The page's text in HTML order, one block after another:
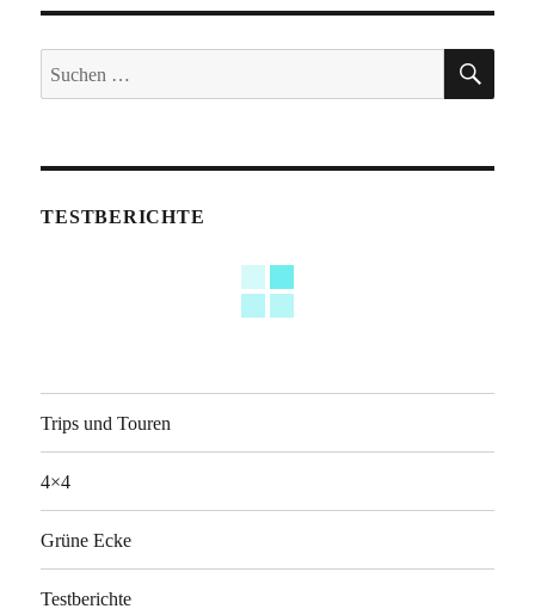
Suche
nach:
TESTBERICHTE
Trips und Touren
4×4
Grüne Ecke
Testberichte